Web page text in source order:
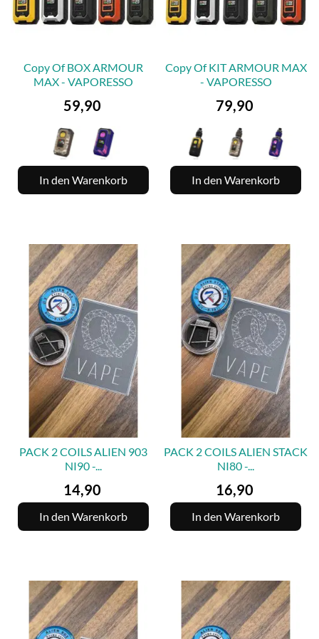
Copy Of BOX ARMOUR
MAX - VAPORESSO
Preis
59,90
In den Warenkorb
Copy Of KIT ARMOUR MAX
- VAPORESSO
Preis
79,90
In den Warenkorb
PACK 2 COILS ALIEN 903
NI90 -...
Preis
14,90
In den Warenkorb
PACK 2 COILS ALIEN STACK
NI80 -...
Preis
16,90
In den Warenkorb